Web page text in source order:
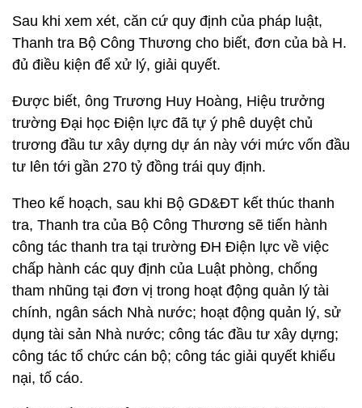
Sau khi xem xét, căn cứ quy định của pháp luật,
Thanh tra Bộ Công Thương cho biết, đơn của bà H.
đủ điều kiện để xử lý, giải quyết.
Được biết, ông Trương Huy Hoàng, Hiệu trưởng
trường Đại học Điện lực đã tự ý phê duyệt chủ
trương đầu tư xây dựng dự án này với mức vốn đầu
tư lên tới gần 270 tỷ đồng trái quy định.
Theo kế hoạch, sau khi Bộ GD&ĐT kết thúc thanh
tra, Thanh tra của Bộ Công Thương sẽ tiến hành
công tác thanh tra tại trường ĐH Điện lực về việc
chấp hành các quy định của Luật phòng, chống
tham nhũng tại đơn vị trong hoạt động quản lý tài
chính, ngân sách Nhà nước; hoạt động quản lý, sử
dụng tài sản Nhà nước; công tác đầu tư xây dựng;
công tác tổ chức cán bộ; công tác giải quyết khiếu
nại, tố cáo.